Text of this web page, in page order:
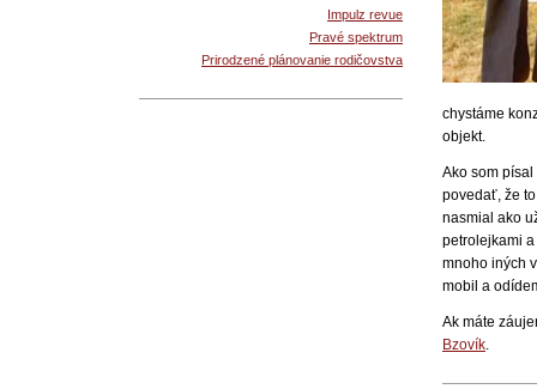
Impulz revue
Pravé spektrum
Prirodzené plánovanie rodičovstva
chystáme
objekt.
Ako som písal
povedať, že
nasmial ako
petrolejkami
mnoho iných
mobil a
Ak máte
Bzovík